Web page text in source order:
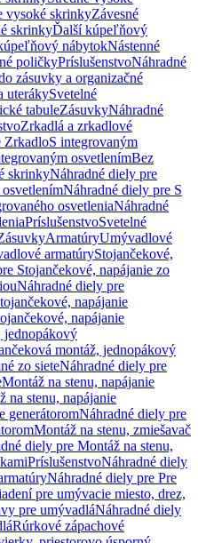
vysoké skrinkyZávesné
skrinkyĎalší kúpeľňový
nábytokNástenné
poličkyPríslušenstvoNáhradné
zásuvky a organizačné
uterákySvetelné
tabuleZásuvkyNáhradné
Zrkadlá a zrkadlové
ZrkadloS integrovaným
osvetlenímBez
skrinkyNáhradné diely pre
Náhradné diely pre S
osvetleniaNáhradné
PríslušenstvoSvetelné
ArmatúryUmývadlové
armatúryStojančekové,
Stojančekové, napájanie zo
Náhradné diely pre
napájanie
napájanie
jednopákový
montáž, jednopákový
zo sieteNáhradné diely pre
Montáž na stenu, napájanie
na stenu, napájanie
generátoromNáhradné diely pre
Montáž na stenu, zmiešavač
diely pre Montáž na stenu,
PríslušenstvoNáhradné diely
Náhradné diely pre Pre
pre umývacie miesto, drez,
pre umývadláNáhradné diely
Rúrkové zápachové